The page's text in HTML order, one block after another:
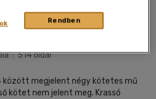
|514 oldal
között megjelent négy kötetes mű
kötet nem jelent meg. Krassó
Rendben